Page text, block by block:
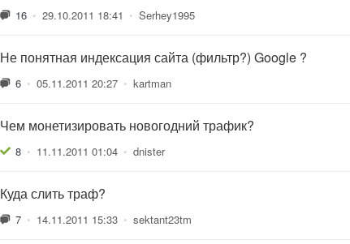
16 • 29.10.2011 18:41 • Serhey1995
Не понятная индексация сайта (фильтр?) Google ?
6 • 05.11.2011 20:27 • kartman
Чем монетизировать новогодний трафик?
8 • 11.11.2011 01:04 • dnister
Куда слить траф?
7 • 14.11.2011 15:33 • sektant23tm